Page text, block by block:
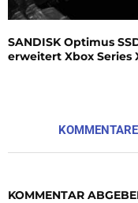
SANDISK Optimus
erweitert Xbox Series
KOMMENTARE
KOMMENTAR